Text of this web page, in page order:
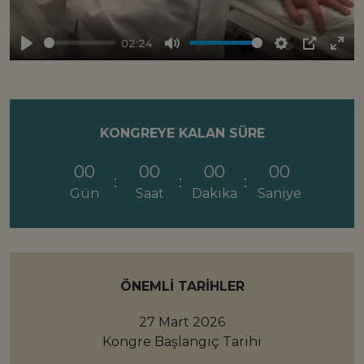
Play
02:24
Mute Settings
PIP
KONGREYE KALAN SÜRE
00
Gün
00
Saat
00
Dakika
00
Saniye
ÖNEMLI TARIHLER
27 Mart 2026
Kongre Başlangıç Tarihi